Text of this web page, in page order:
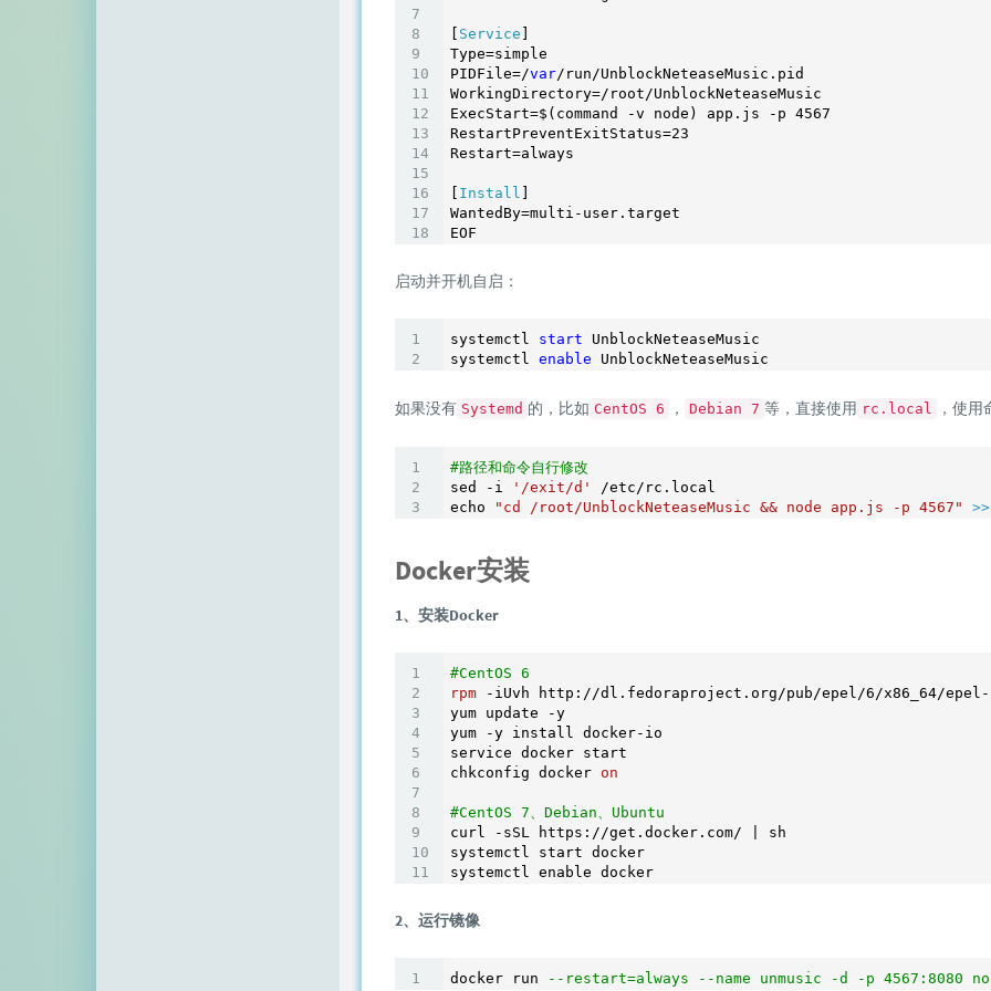
[ Service ]
Type=simple
PIDFile=/var/run/UnblockNeteaseMusic.pid
WorkingDirectory=/root/UnblockNeteaseMusic
ExecStart=$(command -v node) app.js -p 4567
RestartPreventExitStatus=23
Restart=always
[ Install ]
WantedBy=multi-user.target
EOF
启动并开机自启：
systemctl start UnblockNeteaseMusic
systemctl enable
如果没有 Systemd 的，比如 CentOS 6 ， Debian 7 等，直接使用 rc.local ，使用
#路径和命令自行修改
sed -i
'/exit/d'
/etc/rc.local
echo
"cd /root/UnblockNeteaseMusic && node app.js -p 4567"
Docker安装
1、安装Docker
#CentOS 6
rpm -iUvh http://dl.fedoraproject.org/pub/epel/6/x86_64/epel-
yum update -y
yum -y install docker-io
service docker start
chkconfig docker on
#CentOS 7、Debian、Ubuntu
curl -sSL https://get.docker.com/ | sh
systemctl start docker
2、运行镜像
docker run --restart=always --name unmusic -d -p 4567:8080